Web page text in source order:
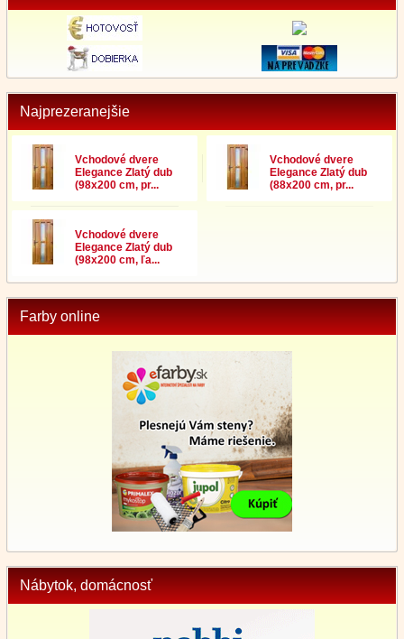
Najprezeranejšie
Vchodové dvere
Elegance Zlatý dub
(98x200 cm, pr...
Vchodové dvere
Elegance Zlatý dub
(88x200 cm, pr...
Vchodové dvere
Elegance Zlatý dub
(98x200 cm, ľa...
Farby online
Nábytok, domácnosť